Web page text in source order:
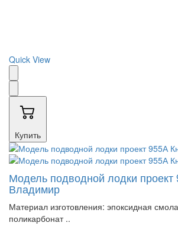
Quick View
Купить
Модель подводной лодки проект
Владимир
Материал изготовления: эпоксидная
поликарбонат ..